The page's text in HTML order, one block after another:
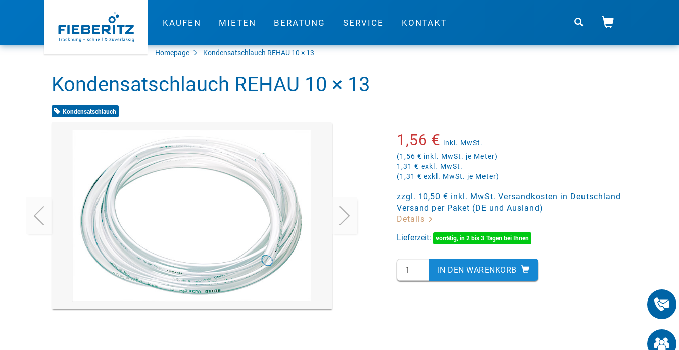
KAUFEN MIETEN BERATUNG SERVICE KONTAKT
Homepage Kondensatschlauch REHAU 10 × 13
Kondensatschlauch REHAU 10 × 13
Kondensatschlauch
1,56 € inkl. MwSt.
(1,56 € inkl. MwSt. je Meter)
1,31 € exkl. MwSt.
(1,31 € exkl. MwSt. je Meter)
zzgl. 10,50 € inkl. MwSt. Versandkosten in Deutschland
Versand per Paket (DE und Ausland)
Details
Lieferzeit:
vorrätig, in 2 bis 3 Tagen bei Ihnen
IN DEN WARENKORB